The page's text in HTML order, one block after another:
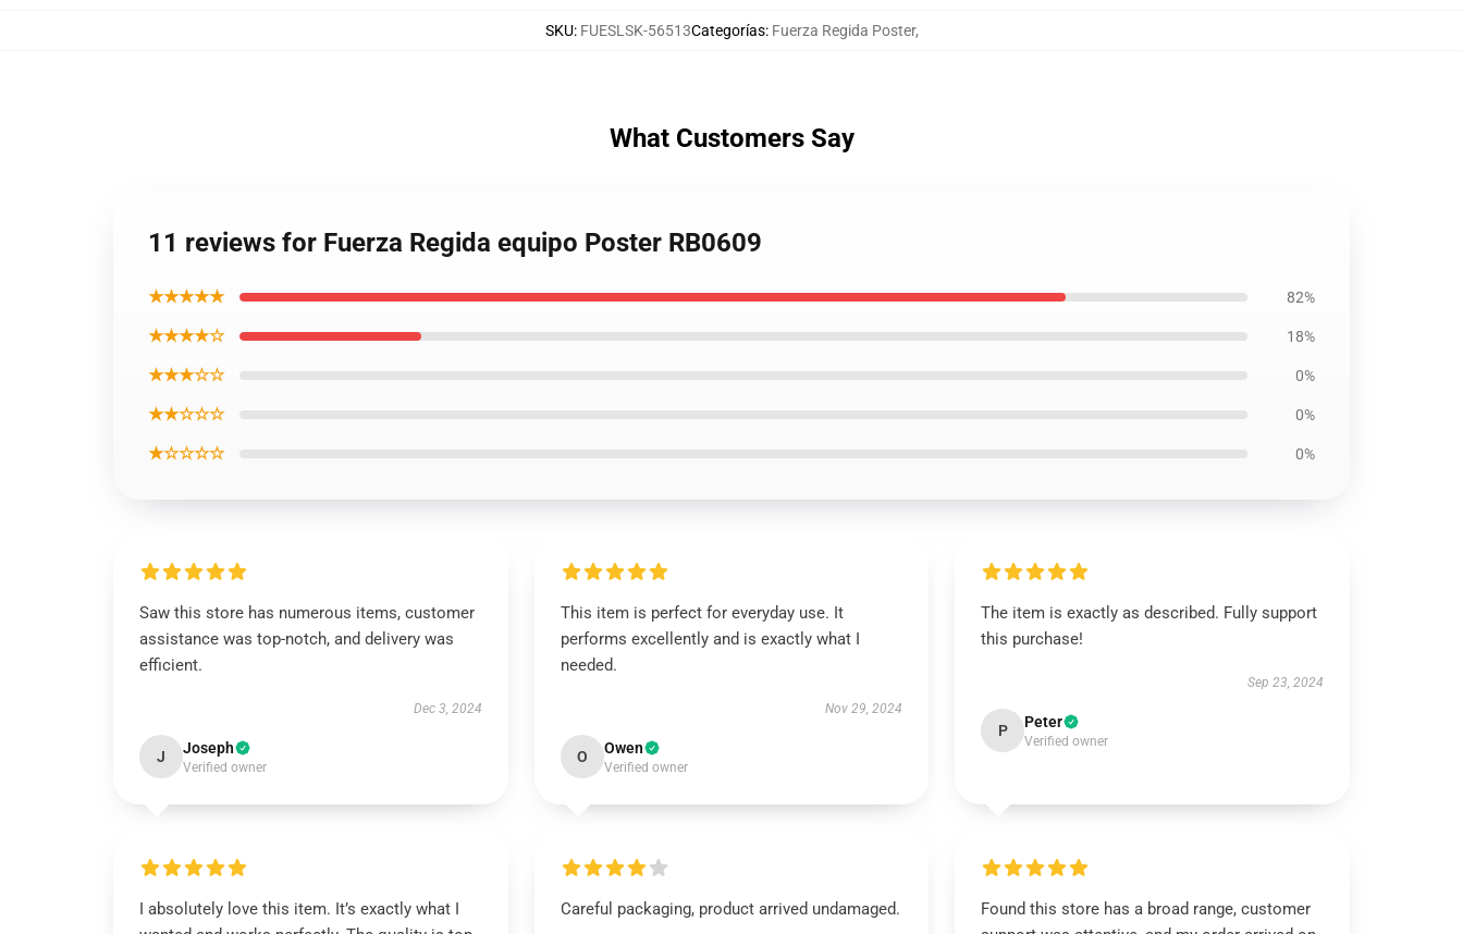
SKU: FUESLSK-56513Categorías: Fuerza Regida Poster,
What Customers Say
11 reviews for Fuerza Regida equipo Poster RB0609
★★★★★ 82%
★★★★☆ 18%
★★★☆☆ 0%
★★☆☆☆ 0%
★☆☆☆☆ 0%
Saw this store has numerous items, customer
assistance was top-notch, and delivery was
efficient.
Dec 3, 2024
J Joseph
Verified owner
This item is perfect for everyday use. It
performs excellently and is exactly what I
needed.
Nov 29, 2024
O Owen
Verified owner
The item is exactly as described. Fully support
this purchase!
Sep 23, 2024
P Peter
Verified owner
I absolutely love this item. It’s exactly what I
Careful packaging, product arrived undamaged.
Found this store has a broad range, customer